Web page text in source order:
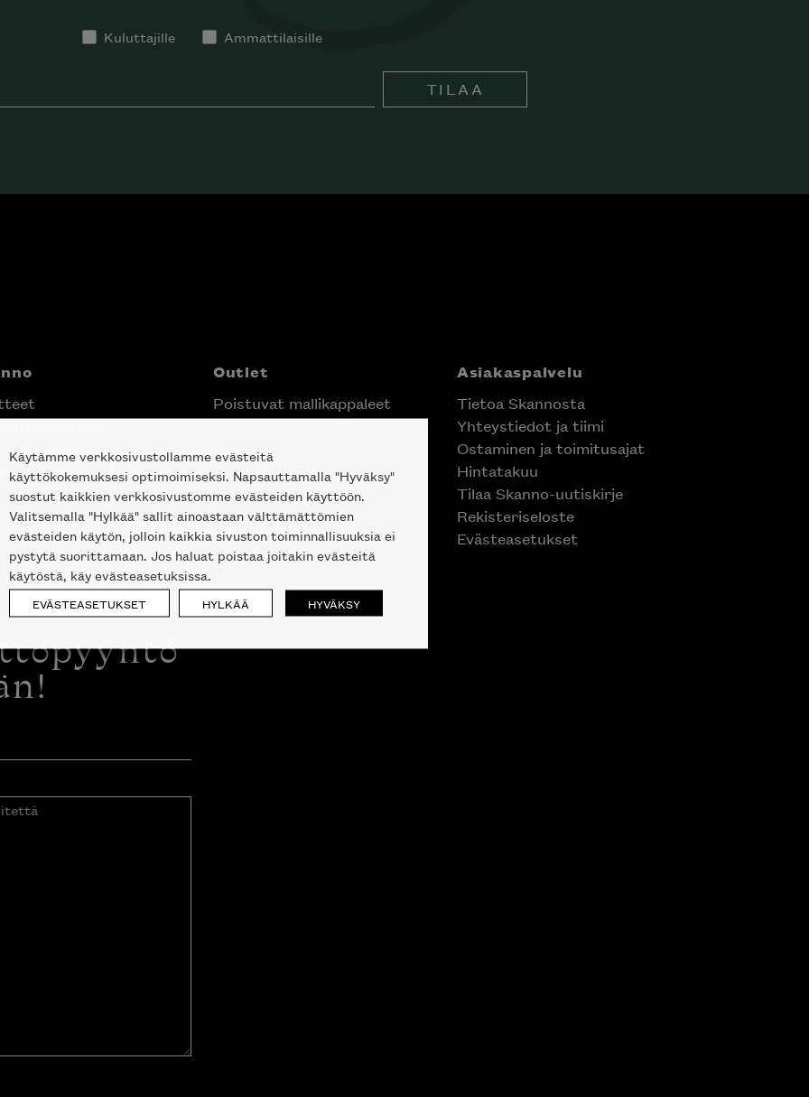
Kuluttajille Ammattilaisille
TILAA
Helsingin keskustassa
Outlet
Poistuvat mallikappaleet
Asiakaspalvelu
Tietoa Skannosta
Yhteystiedot ja tiimi
Ostaminen ja toimitusajat
Hintatakuu
Tilaa Skanno-uutiskirje
Rekisteriseloste
Evästeasetukset
Käytämme verkkosivustollamme evästeitä
käyttökokemuksesi optimoimiseksi. Napsauttamalla "Hyväksy"
suostut kaikkien verkkosivustomme evästeiden käyttöön.
Valitsemalla "Hylkää" sallit ainoastaan välttämättömien
evästeiden käytön, jolloin kaikkia sivuston toiminnallisuuksia ei
pystytä suorittamaan. Jos haluat poistaa joitakin evästeitä
käytöstä, käy evästeasetuksissa.
EVÄSTEASETUKSET HYLKÄÄ HYVÄKSY